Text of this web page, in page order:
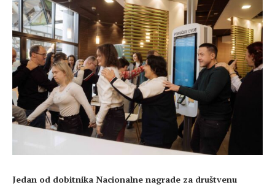
Jedan od dobitnika Nacionalne nagrade za društvenu